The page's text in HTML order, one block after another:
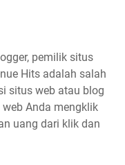
pemilik situs
Hits adalah salah
situs web atau blog
Anda mengklik
uang dari klik dan